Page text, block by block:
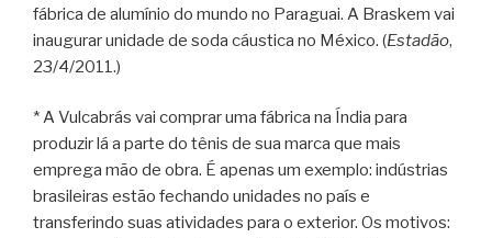
fábrica de alumínio do mundo no Paraguai. A Braskem vai
inaugurar unidade de soda cáustica no México. (Estadão,
23/4/2011.)
* A Vulcabrás vai comprar uma fábrica na Índia para
produzir lá a parte do tênis de sua marca que mais
emprega mão de obra. É apenas um exemplo: indústrias
brasileiras estão fechando unidades no país e
transferindo suas atividades para o exterior. Os motivos: